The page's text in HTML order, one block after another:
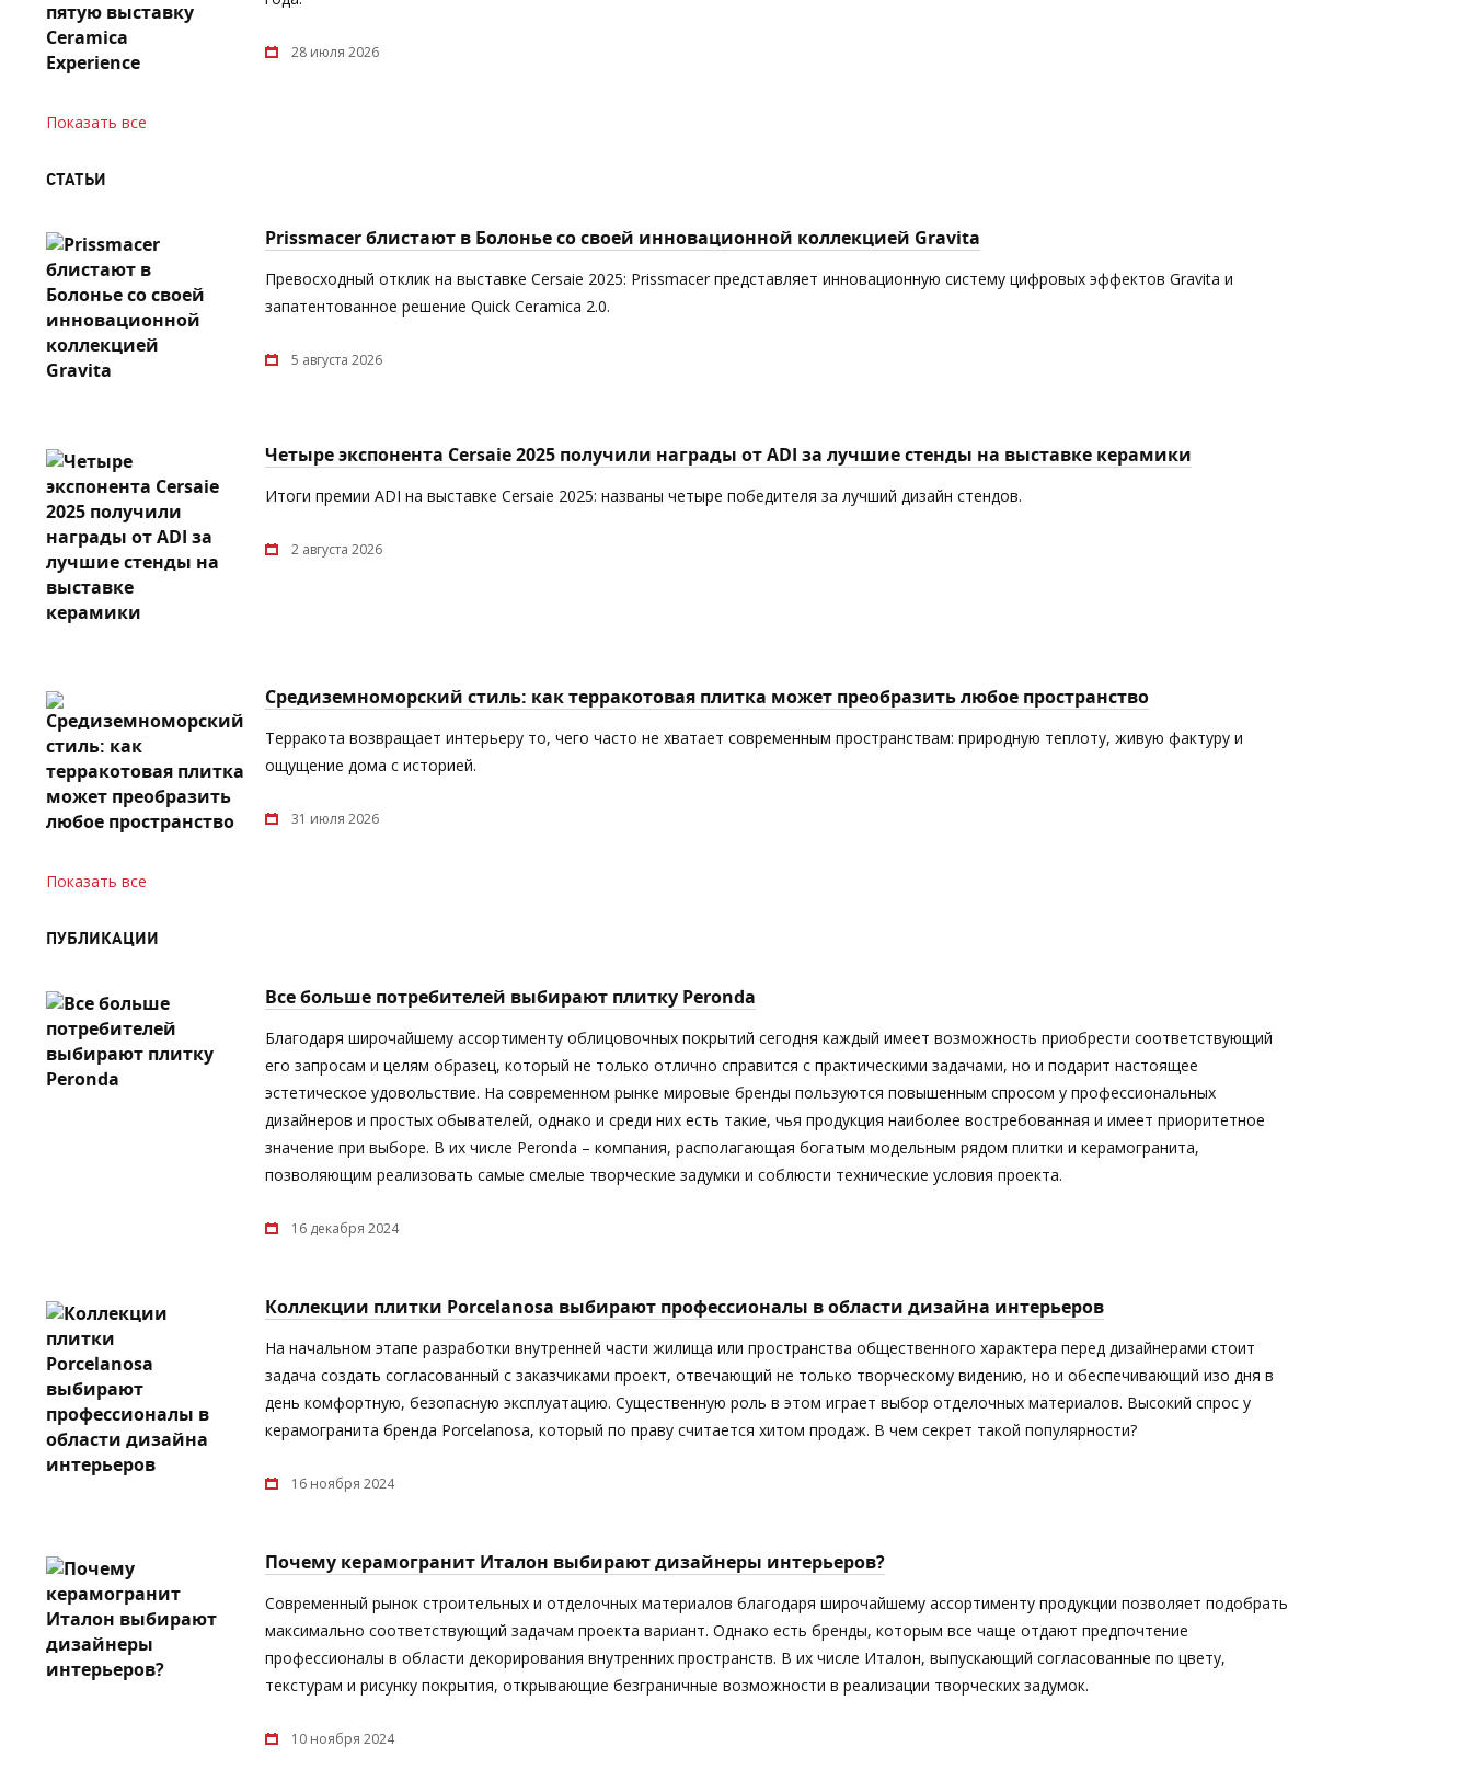
28 июля 2026
Показать все
СТАТЬИ
Prissmacer блистают в Болонье со своей инновационной коллекцией Gravita
Превосходный отклик на выставке Cersaie 2025: Prissmacer представляет инновационную систему цифровых эффектов Gravita и
запатентованное решение Quick Ceramica 2.0.
5 августа 2026
Четыре экспонента Cersaie 2025 получили награды от ADI за лучшие стенды на выставке керамики
Итоги премии ADI на выставке Cersaie 2025: названы четыре победителя за лучший дизайн стендов.
2 августа 2026
Средиземноморский стиль: как терракотовая плитка может преобразить любое пространство
Терракота возвращает интерьеру то, чего часто не хватает современным пространствам: природную теплоту, живую фактуру и
ощущение дома с историей.
31 июля 2026
Показать все
ПУБЛИКАЦИИ
Все больше потребителей выбирают плитку Peronda
Благодаря широчайшему ассортименту облицовочных покрытий сегодня каждый имеет возможность приобрести соответствующий
его запросам и целям образец, который не только отлично справится с практическими задачами, но и подарит настоящее
эстетическое удовольствие. На современном рынке мировые бренды пользуются повышенным спросом у профессиональных
дизайнеров и простых обывателей, однако и среди них есть такие, чья продукция наиболее востребованная и имеет приоритетное
значение при выборе. В их числе Peronda – компания, располагающая богатым модельным рядом плитки и керамогранита,
позволяющим реализовать самые смелые творческие задумки и соблюсти технические условия проекта.
16 декабря 2024
Коллекции плитки Porcelanosa выбирают профессионалы в области дизайна интерьеров
На начальном этапе разработки внутренней части жилища или пространства общественного характера перед дизайнерами стоит
задача создать согласованный с заказчиками проект, отвечающий не только творческому видению, но и обеспечивающий изо дня в
день комфортную, безопасную эксплуатацию. Существенную роль в этом играет выбор отделочных материалов. Высокий спрос у
керамогранита бренда Porcelanosa, который по праву считается хитом продаж. В чем секрет такой популярности?
16 ноября 2024
Почему керамогранит Италон выбирают дизайнеры интерьеров?
Современный рынок строительных и отделочных материалов благодаря широчайшему ассортименту продукции позволяет подобрать
максимально соответствующий задачам проекта вариант. Однако есть бренды, которым все чаще отдают предпочтение
профессионалы в области декорирования внутренних пространств. В их числе Италон, выпускающий согласованные по цвету,
текстурам и рисунку покрытия, открывающие безграничные возможности в реализации творческих задумок.
10 ноября 2024